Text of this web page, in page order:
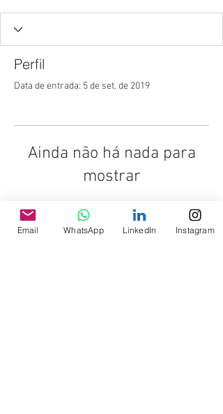
Perfil
Data de entrada: 5 de set. de 2019
Ainda não há nada para
mostrar
Quando esse membro adicionar
informações sobre si mesmo, você as
Email WhatsApp LinkedIn Instagram